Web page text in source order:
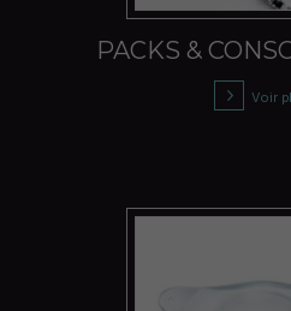
PACKS &
Voir